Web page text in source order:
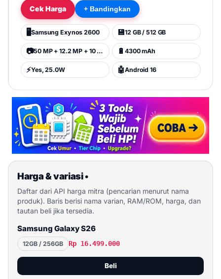
Cek Harga + Bandingkan
🖥️ Samsung Exynos 2600 💾12 GB / 512 GB
📷 50 MP + 12.2 MP + 10 MP 🔋 4300 mAh
⚡Yes, 25.0W 🤖Android 16
Harga & variasi•
Daftar dari API harga mitra (pencarian menurut nama
produk). Baris berisi nama varian, RAM/ROM, harga, dan
tautan beli jika tersedia.
Samsung Galaxy S26
12GB / 256GB Rp 16.499.000
Beli